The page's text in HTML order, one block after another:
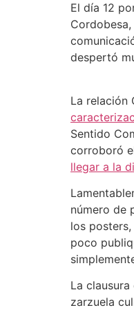
El día 12
despertó
La relación
Sentido
corroboró
llegar a la
número de
los
poco
La
zarzuela